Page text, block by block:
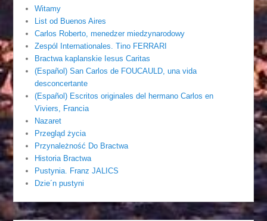
Witamy
List od Buenos Aires
Carlos Roberto, menedzer miedzynarodowy
Zespól Internationales. Tino FERRARI
Bractwa kaplanskie Iesus Caritas
(Español) San Carlos de FOUCAULD, una vida
desconcertante
(Español) Escritos originales del hermano Carlos en
Viviers, Francia
Nazaret
Przegląd życia
Przynależność Do Bractwa
Historia Bractwa
Pustynia. Franz JALICS
Dzie´n pustyni